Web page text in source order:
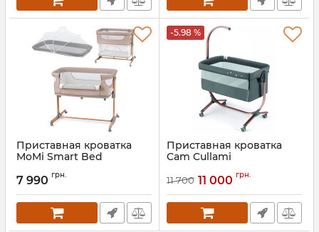
Приставная кроватка
MoMi Smart Bed
7 990 грн.
-5.98 %
Приставная кроватка
Cam Cullami
11 700 11 000 грн.